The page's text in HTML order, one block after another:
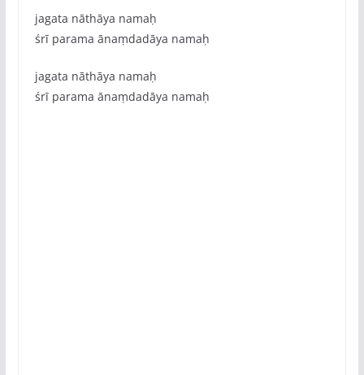
jagata nāthāya namaḥ
śrī parama ānaṃdadāya namaḥ
jagata nāthāya namaḥ
śrī parama ānaṃdadāya namaḥ